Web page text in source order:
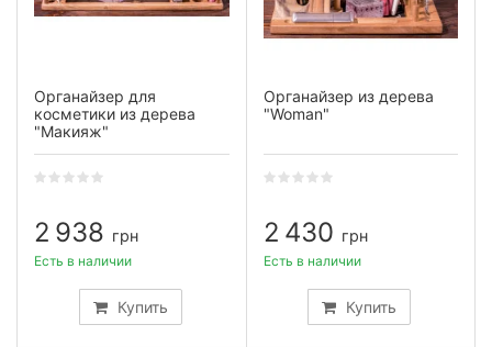
Органайзер для
косметики из дерева
"Макияж"
2 938 грн
Купить
Есть в наличии
Органайзер из дерева
"Woman"
2 430 грн
Купить
Есть в наличии